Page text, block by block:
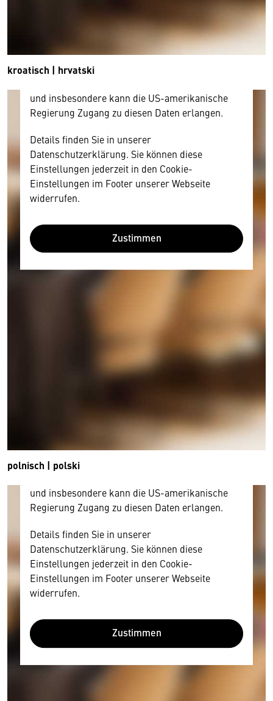
kroatisch | hrvatski
personenbezogene technische Daten zu Geräten
und Nutzerverhalten mitunter mit US-
amerikanischen Anbietern austauscht.
Diese Daten unterliegen keinem dem EU-
und insbesondere kann die US-amerikanische
Regierung Zugang zu diesen Daten erlangen.
Details finden Sie in unserer
Datenschutzerklärung. Sie können diese
Einstellungen jederzeit in den Cookie-
Einstellungen im Footer unserer Webseite
widerrufen.
Zustimmen
polnisch | polski
Wir benötigen Ihre Zustimmung
Hier würden wir Ihnen gerne einen externen
personenbezogene technische Daten zu Geräten
und Nutzerverhalten mitunter mit US-
amerikanischen Anbietern austauscht.
Diese Daten unterliegen keinem dem EU-
und insbesondere kann die US-amerikanische
Regierung Zugang zu diesen Daten erlangen.
Details finden Sie in unserer
Datenschutzerklärung. Sie können diese
Einstellungen jederzeit in den Cookie-
Einstellungen im Footer unserer Webseite
widerrufen.
Zustimmen